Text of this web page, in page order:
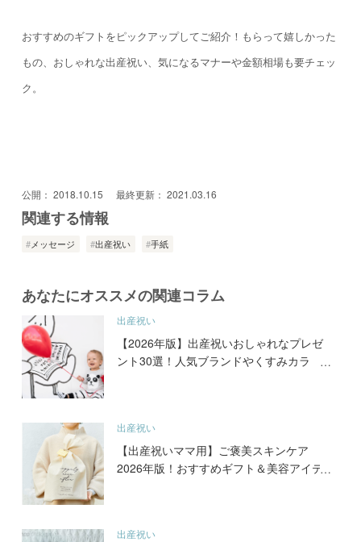
おすすめのギフトをピックアップしてご紹介！ もらって嬉しかった
もの、おしゃれな出産祝い、気になるマナーや金額相場も要チェッ
ク。
公開： 2018.10.15 最終更新： 2021.03.16
関連する情報
メッセージ 出産祝い 手紙
あなたにオススメの関連コラム
出産祝い
【2026年版】出産祝いおしゃれなプレゼ
ント30選！人気ブランドやくすみカラ
出産祝い
【出産祝いママ用】ご褒美スキンケア
2026年版！おすすめギフト＆美容アイテ
出産祝い